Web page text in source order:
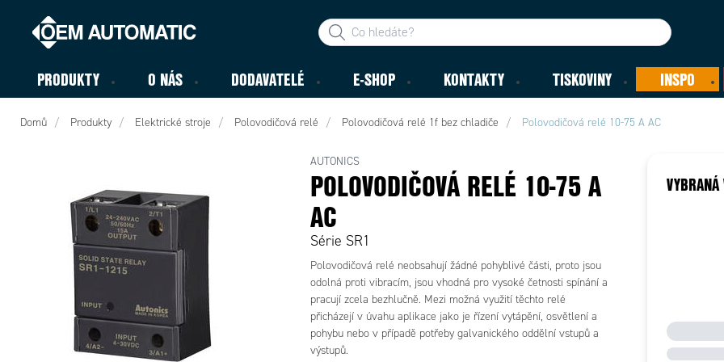
PRODUKTY O NÁS DODAVATELÉ E-SHOP KONTAKTY TISKOVINY INSPO
Domů Produkty Elektrické stroje Polovodičová relé Polovodičová relé 1f bez chladiče Polovodičová relé 10-75 A AC
AUTONICS
POLOVODIČOVÁ RELÉ 10-75 A
AC
Série SR1
Polovodičová relé neobsahují žádné pohyblivé části, proto jsou
odolná proti vibracím, jsou vhodná pro vysoké četnosti spínání a
pracují zcela bezhlučně. Mezi možná využití těchto relé
přicházejí v úvahu aplikace jako je řízení vytápění, osvětlení a
pohybu nebo v případě potřeby galvanického oddělní vstupů a
výstupů.